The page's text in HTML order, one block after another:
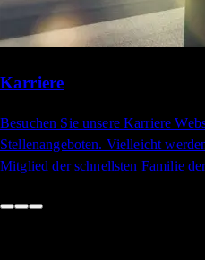
Karriere
Besuchen Sie unsere Karriere
Stellenangeboten. Vielleicht
Mitglied der schnellsten Familie